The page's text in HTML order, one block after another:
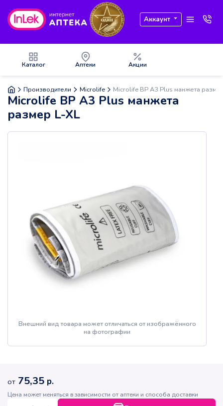
Аккаунт
Каталог Аптеки Акции
Производители Microlife Microlife ВР А3 Plus манжета
Microlife ВР А3 Plus манжета
размер L-XL
Внешний вид товара может отличаться от изображённого
на фотографии
от 75,35 р.
Цена может меняться в зависимости от аптеки и способа доставки